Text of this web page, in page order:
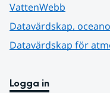
VattenWebb
Datavärdskap,
Datavärdskap för
Logga in